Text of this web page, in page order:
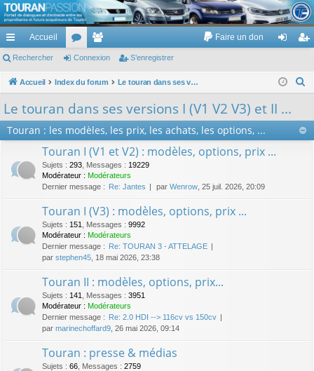
TouranPassion
Le forum des propriétaires ou futurs acquéreurs du Volkswagen Touran
cc
ès
pi
de
Accueil
or
u
s
e
m
es
Faire un don
ne
on
nr
ist
re
Rechercher Connexion S’enregistrer
Accueil Index du forum Le touran dans ses versions I (V1 V2 V3) et II ...
Le touran dans ses versions I (V1 V2 V3) et II ...
Touran : les modèles, les prix, les achats, les options, ...
Touran I (V1 et V2) : modèles, options, prix ...
Sujets : 293 Messages : 19229
Modérateur : Modérateurs
Dernier message : Re: Jantes par Wenrow , 25 juil. 2026, 20:09
Touran I (V3) : modèles, options, prix ...
Sujets : 151 Messages : 9992
Modérateur : Modérateurs
Dernier message : Re: TOURAN 3 - ATTELAGE
par stephen45 , 18 mai 2026, 23:38
Touran II : modèles, options, prix...
Sujets : 141 Messages : 3951
Modérateur : Modérateurs
Dernier message : Re: 2.0 HDI --> 116cv vs 150cv
par marinechoffard9 , 26 mai 2026, 09:14
Touran : presse & médias
Sujets : 66 Messages : 2759